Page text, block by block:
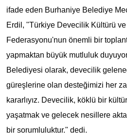
ifade eden Burhaniye Belediye
Erdil, "Türkiye Devecilik Kültürü
Federasyonu'nun önemli bir
yapmaktan büyük mutluluk
Belediyesi olarak, devecilik
güreşlerine olan desteğimizi her
kararlıyız. Devecilik, köklü bir
yaşatmak ve gelecek nesillere
bir sorumluluktur." dedi.